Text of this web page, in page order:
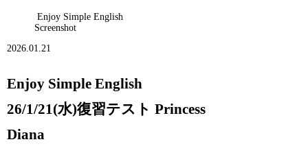
Enjoy Simple English
Screenshot
2026.01.21
Enjoy Simple English
26/1/21(水)復習テスト Princess
Diana